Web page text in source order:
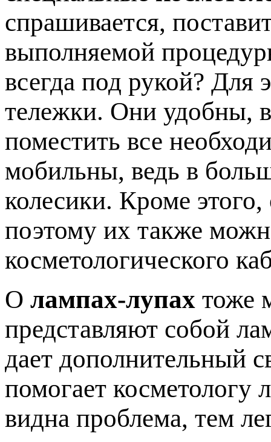
спрашивается,
выполняемой
всегда под рукой? Для
тележки. Они удобны,
поместить все
мобильны, ведь в
колесики. Кроме
поэтому их также
косметологического
О лампах-лупах тоже
представляют собой
дает дополнительный
помогает косметологу
видна проблема, тем